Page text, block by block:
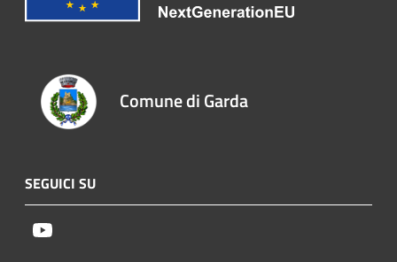
Comune di Garda
SEGUICI SU